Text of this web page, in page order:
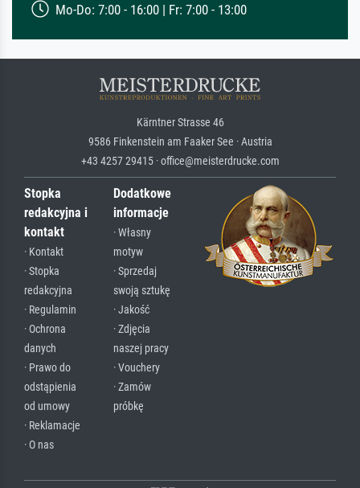
Mo-Do: 7:00 - 16:00 | Fr: 7:00 - 13:00
Kärntner Strasse 46
9586 Finkenstein am Faaker See · Austria
+43 4257 29415 · office@meisterdrucke.com
Stopka
redakcyjna i
kontakt
· Kontakt
· Stopka
redakcyjna
· Regulamin
· Ochrona
danych
· Prawo do
odstąpienia
od umowy
· Reklamacje
· O nas
Dodatkowe
informacje
· Własny
motyw
· Sprzedaj
swoją sztukę
· Jakość
· Zdjęcia
naszej pracy
· Vouchery
· Zamów
próbkę